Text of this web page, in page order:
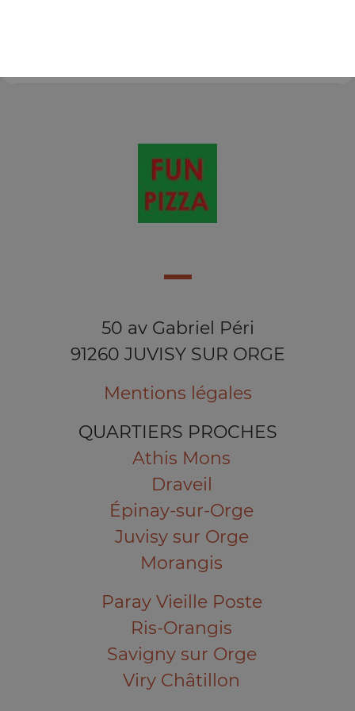
50 av Gabriel Péri
91260 JUVISY SUR ORGE
Mentions légales
QUARTIERS PROCHES
Athis Mons
Draveil
Épinay-sur-Orge
Juvisy sur Orge
Morangis
Paray Vieille Poste
Ris-Orangis
Savigny sur Orge
Viry Châtillon